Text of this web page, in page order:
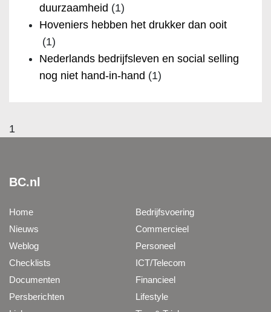
duurzaamheid (1)
Hoveniers hebben het drukker dan ooit
(1)
Nederlands bedrijfsleven en social selling
nog niet hand-in-hand (1)
1
BC.nl
Home
Nieuws
Weblog
Checklists
Documenten
Persberichten
Bedrijfsvoering
Commercieel
Personeel
ICT/Telecom
Financieel
Lifestyle